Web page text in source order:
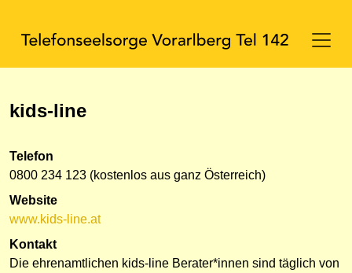
kids-line
Telefon
0800 234 123 (kostenlos aus ganz Österreich)
Website
www.kids-line.at
Kontakt
Die ehrenamtlichen kids-line Berater*innen sind täglich von